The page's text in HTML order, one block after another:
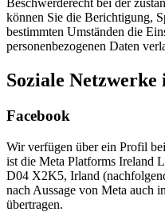
Beschwerderecht bei der
können Sie die Berichtigung,
bestimmten Umständen die
personenbezogenen Daten
Soziale Netzwerke
Facebook
Wir verfügen über ein Profil
ist die Meta Platforms Ireland
D04 X2K5, Irland
nach Aussage von Meta auch
übertragen.